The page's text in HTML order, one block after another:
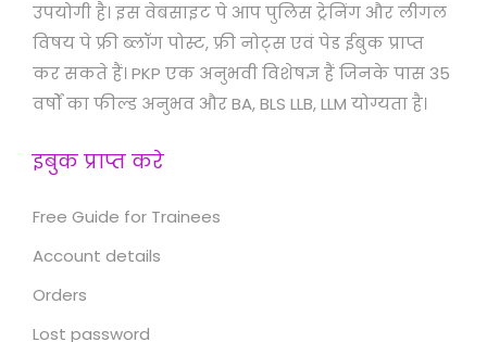
उपयोगी है। इस वेबसाइट पे आप पुलिस ट्रेनिंग और लीगल
विषय पे फ्री ब्लॉग पोस्ट, फ्री नोट्स एवं पेड ईबुक प्राप्त
कर सकते हैं। PKP एक अनुभवी विशेषज्ञ हैं जिनके पास 35
वर्षों का फील्ड अनुभव और BA, BLS LLB, LLM योग्यता है।
इबुक प्राप्त करे
Free Guide for Trainees
Account details
Orders
Lost password